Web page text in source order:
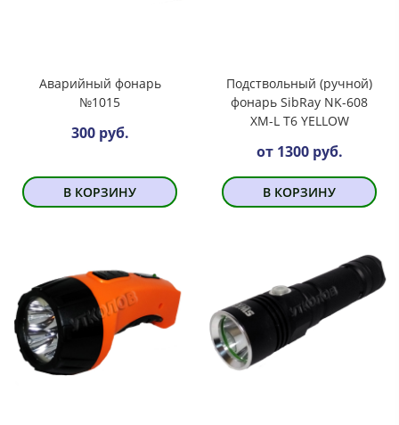
Аварийный фонарь
№1015
300 руб.
В КОРЗИНУ
Подствольный (ручной)
фонарь SibRay NK-608
XM-L T6 YELLOW
от 1300 руб.
В КОРЗИНУ